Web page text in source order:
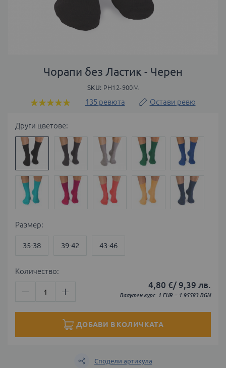
галерия
Чорапи без Ластик - Черен
SKU PH12-900M
Оценка:
135 ревюта Остави ревю
Други цветове:
Размер
35-38 39-42 43-46
4,80 €/ 9,39 лв.
Валутен курс: 1 EUR = 1.95583 BGN
Количество:
ДОБАВИ В КОЛИЧКАТА
Сподели артикула